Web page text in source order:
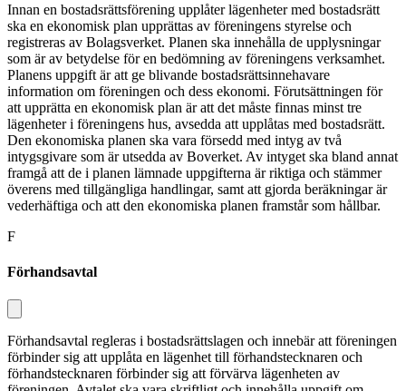
Innan en bostadsrättsförening upplåter lägenheter med bostadsrätt
ska en eko­nomisk plan upprättas av föreningens styrelse och
registreras av Bolagsverket. Planen ska innehålla de upplysningar
som är av betydelse för en bedömning av föreningens verksamhet.
Planens uppgift är att ge blivande bostadsrättsinnehavare
information om föreningen och dess ekonomi. Förutsättningen för
att upp­rätta en ekonomisk plan är att det måste finnas minst tre
lägenheter i föreningens hus, avsedda att upplåtas med bostads­rätt.
Den ekonomiska planen ska vara försedd med intyg av två
intygsgivare som är utsedda av Boverket. Av intyget ska bland annat
framgå att de i planen lämnade uppgifterna är riktiga och stämmer
överens med tillgängliga hand­lingar, samt att gjorda beräkningar är
vederhäftiga och att den ekonomiska planen framstår som hållbar.
F
Förhandsavtal
Förhandsavtal regleras i bostadsrättslagen och innebär att föreningen
förbinder sig att upplåta en lägenhet till förhands­tecknaren och
förhandstecknaren för­binder sig att förvärva lägenheten av